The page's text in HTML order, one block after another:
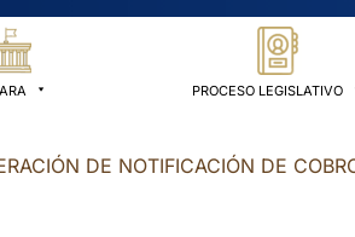
PROCESO LEGISLATIVO
DE NOTIFICACIÓN DE